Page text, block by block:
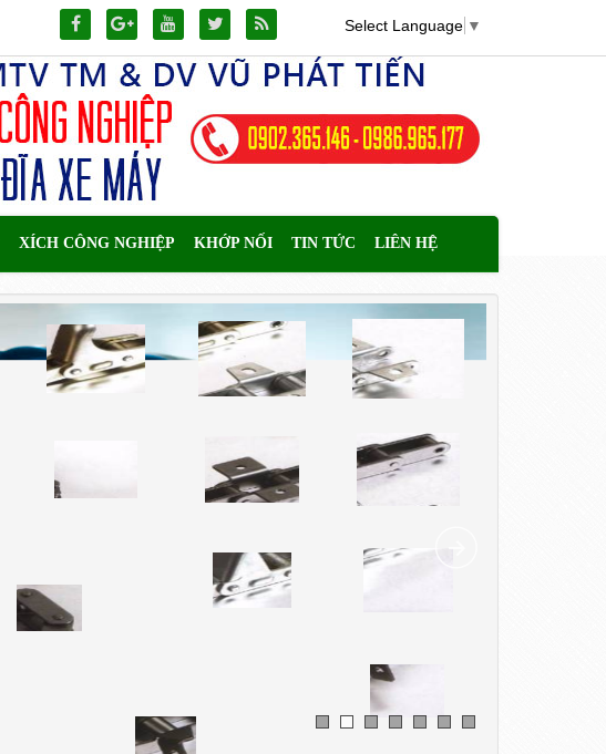
XÍCH CÔNG NGHIỆP KHỚP NỐI TIN TỨC LIÊN HỆ
Select Language ▼